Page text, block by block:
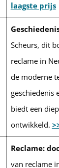
laagste prijs
Scheurs, dit
reclame in
de moderne
geschiedenis
biedt een
ontwikkeld.
Reclame:
van reclame